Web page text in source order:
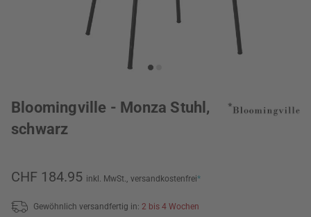
Bloomingville - Monza Stuhl,
schwarz
CHF 184.95 inkl. MwSt., versandkostenfrei*
Gewöhnlich versandfertig in: 2 bis 4 Wochen